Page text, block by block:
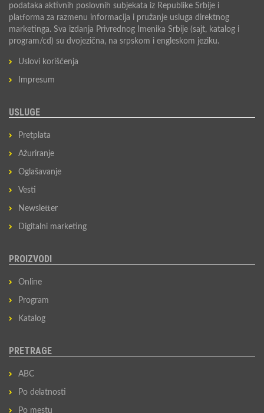
podataka aktivnih poslovnih subjekata iz Republike Srbije i
platforma za razmenu informacija i pružanje usluga direktnog
marketinga. Sva izdanja Privrednog Imenika Srbije (sajt, katalog i
program/cd) su dvojezična, na srpskom i engleskom jeziku.
Uslovi korišćenja
Impresum
USLUGE
Pretplata
Ažuriranje
Oglašavanje
Vesti
Newsletter
Digitalni marketing
PROIZVODI
Online
Program
Katalog
PRETRAGE
ABC
Po delatnosti
Po mestu